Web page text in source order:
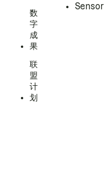
数
字
成
果
联
盟
计
划
Sensor